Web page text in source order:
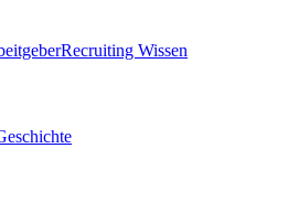
Recruiting Wissen